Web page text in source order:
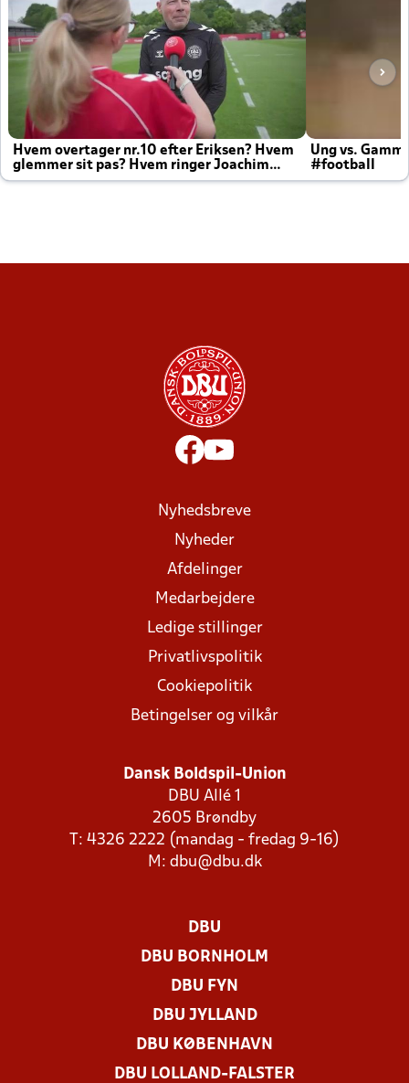
Hvem overtager nr.10 efter Eriksen? Hvem
glemmer sit pas? Hvem ringer Joachim
altid til efter kampe?
Ung vs.
#football
Nyhedsbreve
Nyheder
Afdelinger
Medarbejdere
Ledige stillinger
Privatlivspolitik
Cookiepolitik
Betingelser og vilkår
Dansk Boldspil-Union
DBU Allé 1
2605 Brøndby
T: 4326 2222 (mandag - fredag 9-16)
M: dbu@dbu.dk
DBU
DBU BORNHOLM
DBU FYN
DBU JYLLAND
DBU KØBENHAVN
DBU LOLLAND-FALSTER